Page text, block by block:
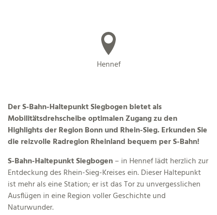
Hennef
Der S-Bahn-Haltepunkt Siegbogen bietet als
Mobilitätsdrehscheibe optimalen Zugang zu den
Highlights der Region Bonn und Rhein-Sieg. Erkunden Sie
die reizvolle Radregion Rheinland bequem per S-Bahn!
S-Bahn-Haltepunkt Siegbogen– in Hennef lädt herzlich zur
Entdeckung des Rhein-Sieg-Kreises ein. Dieser Haltepunkt
ist mehr als eine Station; er ist das Tor zu unvergesslichen
Ausflügen in eine Region voller Geschichte und
Naturwunder.